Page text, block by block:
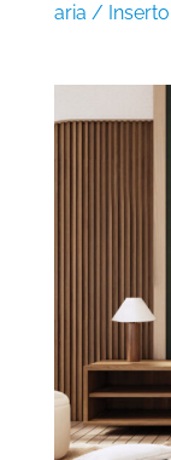
aria / Inserto